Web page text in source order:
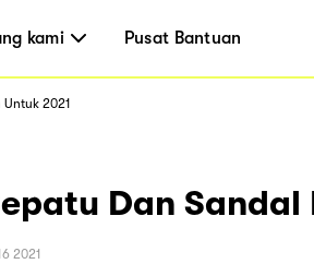
kami Pusat Bantuan
2021
Dan
2021